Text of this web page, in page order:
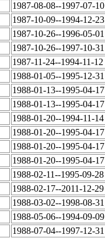
1987-08-08--1997-07-10
1987-10-09--1994-12-23
1987-10-26--1996-05-01
1987-10-26--1997-10-31
1987-11-24--1994-11-12
1988-01-05--1995-12-31
1988-01-13--1995-04-17
1988-01-13--1995-04-17
1988-01-20--1994-11-14
1988-01-20--1995-04-17
1988-01-20--1995-04-17
1988-01-20--1995-04-17
1988-02-11--1995-09-28
1988-02-17--2011-12-29
1988-03-02--1998-08-31
1988-05-06--1994-09-09
1988-07-04--1997-12-31